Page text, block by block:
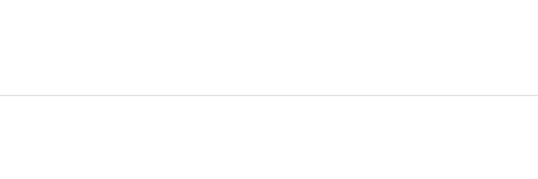
34,50€